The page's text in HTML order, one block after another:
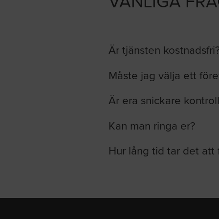
Är tjänsten
Måste jag välja ett
Är era snickare
Kan man ringa er?
Hur lång tid tar det att